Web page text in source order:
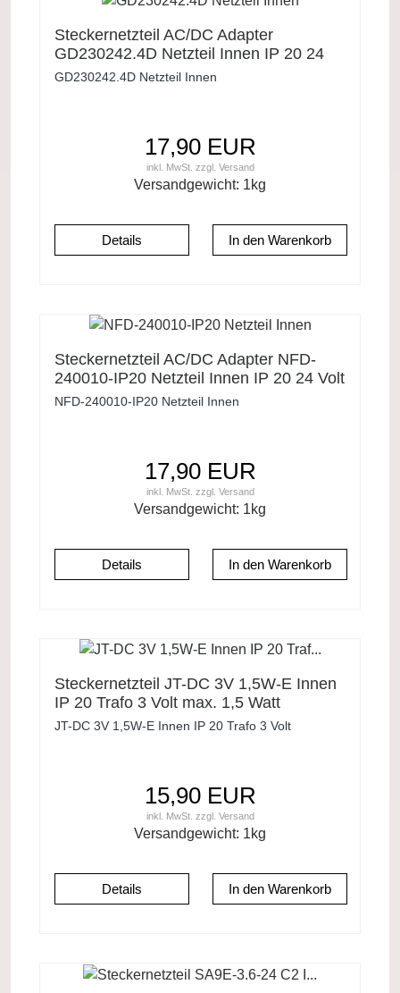
Steckernetzteil AC/DC Adapter
GD230242.4D Netzteil Innen IP 20 24
Volt 2,4 VA
GD230242.4D Netzteil Innen
17,90 EUR
inkl. MwSt. zzgl. Versand
Versandgewicht: 1kg
Details
Steckernetzteil AC/DC Adapter NFD-
240010-IP20 Netzteil Innen IP 20 24 Volt
100 mA 2,4 Watt
NFD-240010-IP20 Netzteil Innen
17,90 EUR
inkl. MwSt. zzgl. Versand
Versandgewicht: 1kg
Details
Steckernetzteil JT-DC 3V 1,5W-E Innen
IP 20 Trafo 3 Volt max. 1,5 Watt
JT-DC 3V 1,5W-E Innen IP 20 Trafo 3 Volt
15,90 EUR
inkl. MwSt. zzgl. Versand
Versandgewicht: 1kg
Details